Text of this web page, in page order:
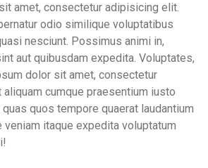
amet, consectetur adipisicing elit.
odio similique voluptatibus
nesciunt. Possimus animi in,
aut quibusdam expedita. Voluptates,
dolor sit amet, consectetur
cumque praesentium iusto
quos tempore quaerat laudantium
veniam itaque expedita voluptatum